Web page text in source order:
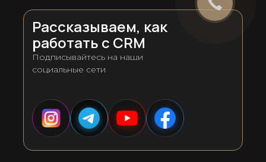
Рассказываем, как
работать с CRM
Подписывайтесь на наши
социальные сети